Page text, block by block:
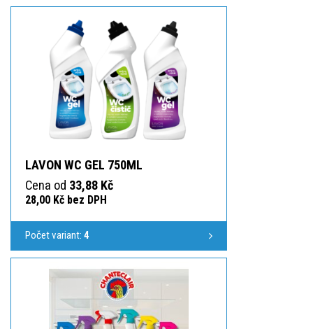
LAVON WC GEL 750ML
Cena od 33,88 Kč
28,00 Kč bez DPH
Počet variant: 4